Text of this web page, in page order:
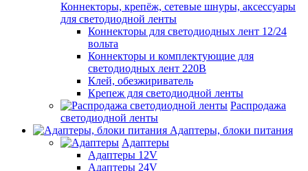
Коннекторы, крепёж, сетевые шнуры, аксессуары
для светодиодной ленты
Коннекторы для светодиодных лент 12/24
вольта
Коннекторы и комплектующие для
светодиодных лент 220В
Клей, обезжириватель
Крепеж для светодиодной ленты
Распродажа
светодиодной ленты
Адаптеры, блоки питания
Адаптеры
Адаптеры 12V
Адаптеры 24V